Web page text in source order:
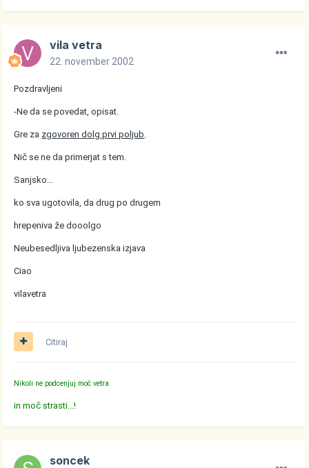
vila vetra
22. november 2002
Pozdravljeni
-Ne da se povedat, opisat.
Gre za zgovoren dolg prvi poljub
Nič se ne da primerjat s tem.
Sanjsko...
ko sva ugotovila, da drug po drugem
hrepeniva že dooolgo
Neubesedljiva ljubezenska izjava
Ciao
vilavetra
Citiraj
Nikoli ne podcenjuj moč vetra
in moč strasti...!
soncek